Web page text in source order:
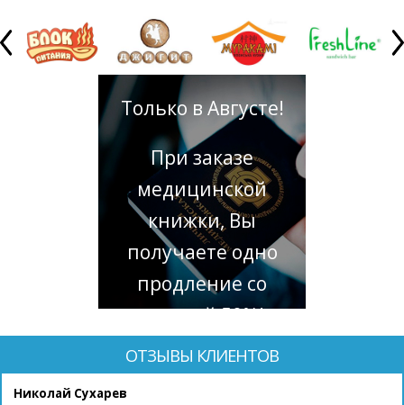
Только в Августе!
При заказе
медицинской
книжки, Вы
получаете одно
продление со
скидкой 50%!
ОТЗЫВЫ КЛИЕНТОВ
Николай Сухарев